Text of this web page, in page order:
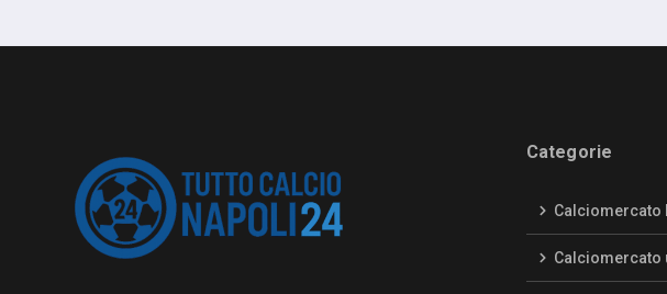
Categorie
Calciomercato
Calciomercato